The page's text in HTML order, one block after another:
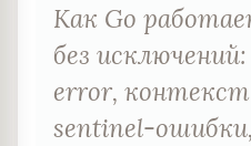
Как Go
без
error, контекст
sentinel-